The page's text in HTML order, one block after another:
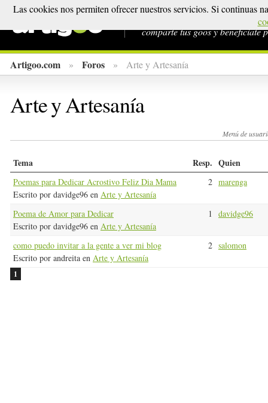
Porque todos somos expertos
comparte tus goos y beneficiate
Artigoo.com » Foros » Arte y Artesanía
Arte y Artesanía
Menú de
Tema Resp. Quien
Poemas para Dedicar Acrostivo Feliz Dia Mama 2 marenga
Escrito por davidge96 en Arte y Artesanía
Poema de Amor para Dedicar
1
davidge96
Escrito por davidge96 en Arte y Artesanía
como puedo invitar a la gente a ver mi blog
2 salomon
Escrito por andreita en Arte y Artesanía
1
Las cookies nos permiten ofrecer nuestros servicios. Si continuas